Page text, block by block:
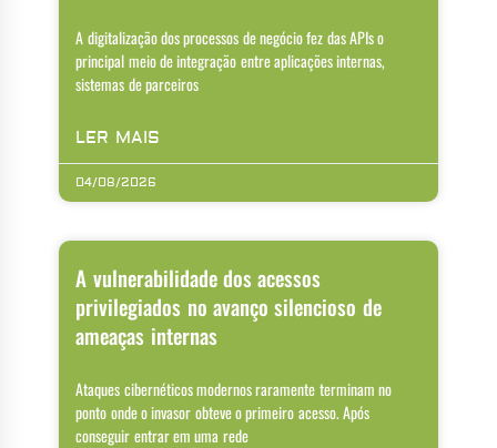
A digitalização dos processos de negócio fez das APIs o
principal meio de integração entre aplicações internas,
sistemas de parceiros
LER MAIS
04/08/2026
A vulnerabilidade dos acessos
privilegiados no avanço silencioso de
ameaças internas
Ataques cibernéticos modernos raramente terminam no
ponto onde o invasor obteve o primeiro acesso. Após
conseguir entrar em uma rede